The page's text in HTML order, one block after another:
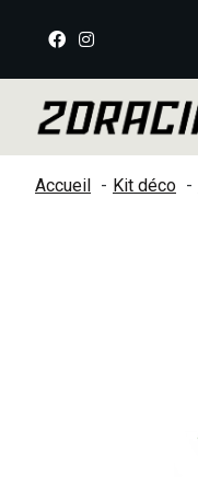
Accueil Kit déco